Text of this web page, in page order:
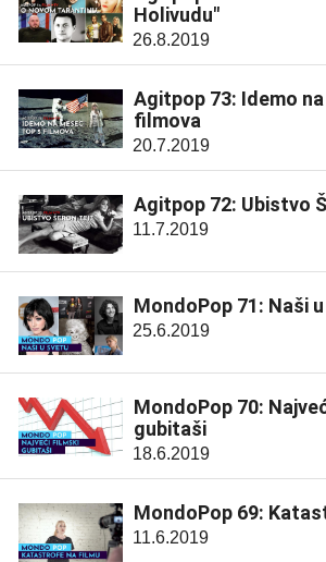
Holivudu"
26.8.2019
Agitpop 73: Idemo
filmova
20.7.2019
Agitpop 72: Ubistvo
11.7.2019
MondoPop 71: Naši
25.6.2019
MondoPop 70:
gubitaši
18.6.2019
MondoPop 69:
11.6.2019